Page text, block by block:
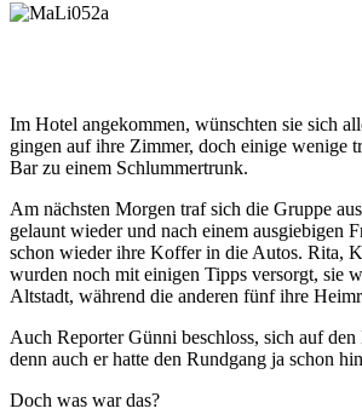
Im Hotel angekommen, wünschten sie sich
gingen auf ihre Zimmer, doch einige wenige
Bar zu einem Schlummertrunk.
Am nächsten Morgen traf sich die Gruppe
gelaunt wieder und nach einem ausgiebigen
schon wieder ihre Koffer in die Autos. Rita,
wurden noch mit einigen Tipps versorgt, sie
Altstadt, während die anderen fünf ihre
Auch Reporter Günni beschloss, sich auf
denn auch er hatte den Rundgang ja schon
Doch was war das?